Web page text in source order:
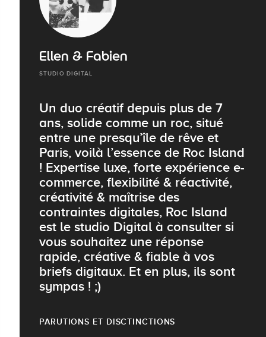
Ellen & Fabien
STUDIO DIGITAL
Un duo créatif depuis plus de 7
ans, solide comme un roc, situé
entre une presqu’île de rêve et
Paris, voilà l’essence de Roc Island
! Expertise luxe, forte expérience e-
commerce, flexibilité & réactivité,
créativité & maîtrise des
contraintes digitales, Roc Island
est le studio Digital à consulter si
vous souhaitez une réponse
rapide, créative & fiable à vos
briefs digitaux. Et en plus, ils sont
sympas ! ;)
PARUTIONS ET DISCTINCTIONS